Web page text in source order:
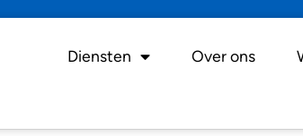
Diensten Over ons